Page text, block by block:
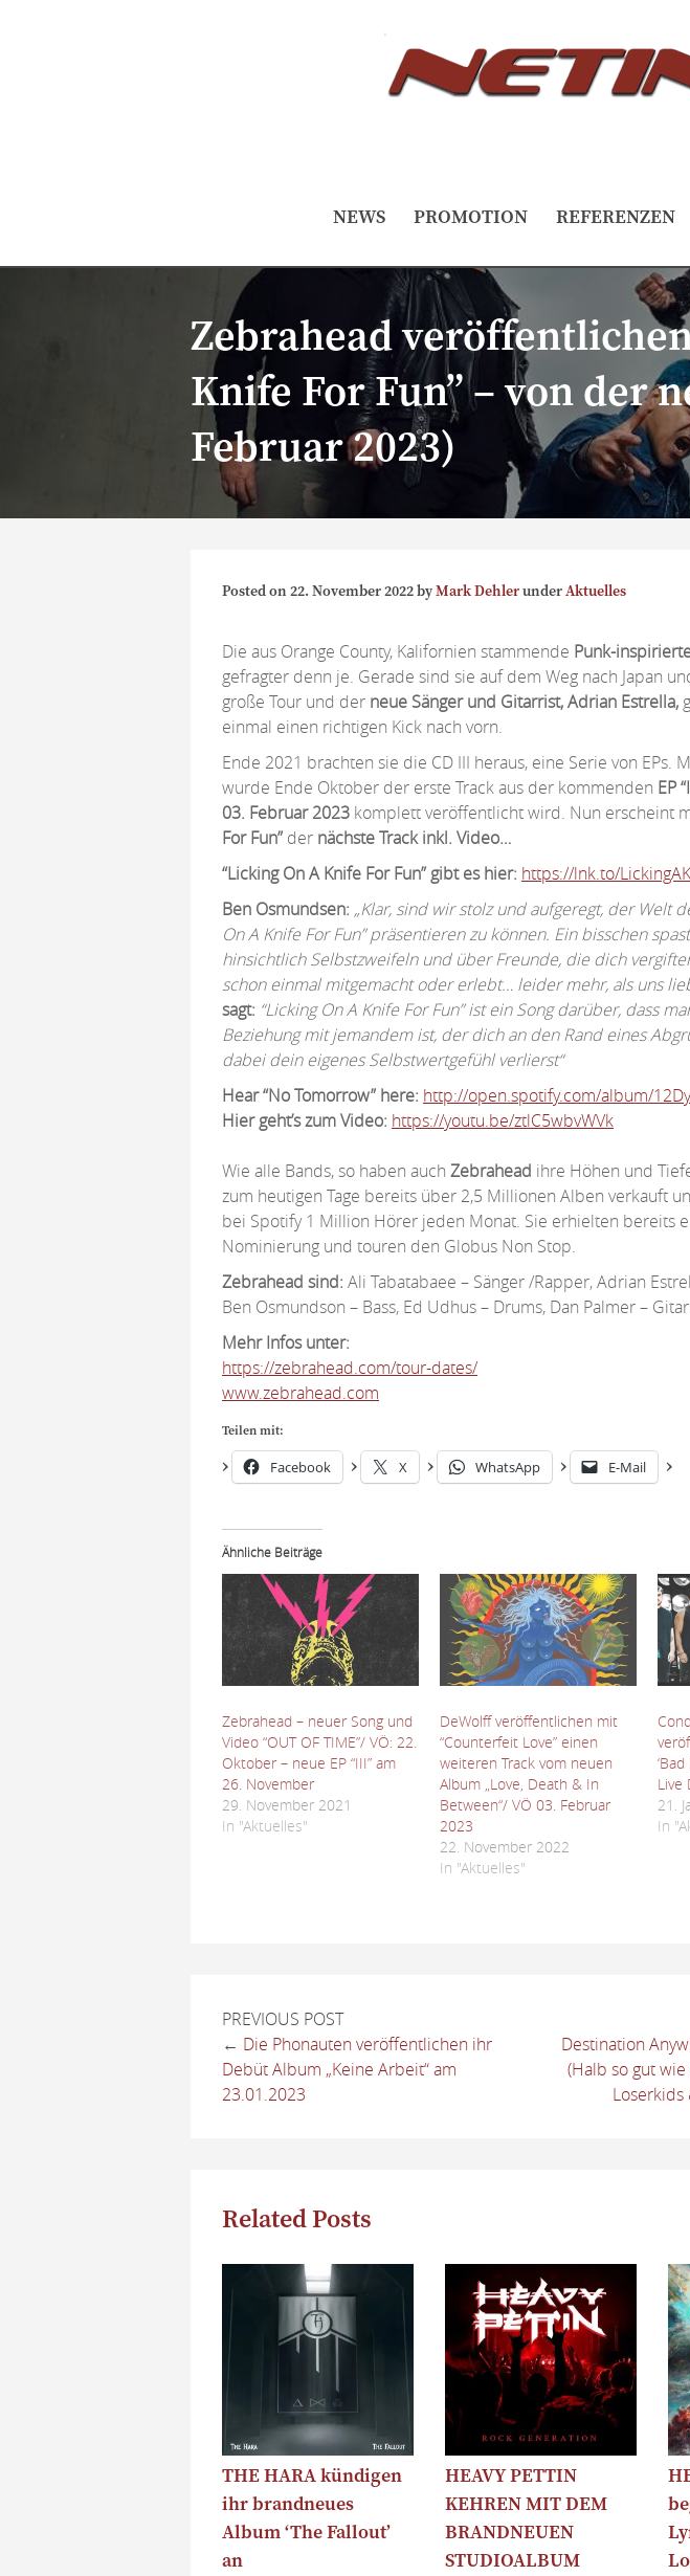
NEWS PROMOTION REFERENZEN
Zebrahead
Knife For Fun” – von der
Februar 2023)
Posted on 22. November 2022byMark DehlerunderAktuelles
Die aus Orange County, Kalifornien stammende Punk-
gefragter denn je. Gerade sind sie auf dem Weg nach Japan
große Tour und der neue Sänger und Gitarrist, Adrian Estrella,
einmal einen richtigen Kick nach vorn.
Ende 2021 brachten sie die CD III heraus, eine Serie von EPs.
wurde Ende Oktober der erste Track aus der kommenden EP
03. Februar 2023 komplett veröffentlicht wird. Nun erscheint
For Fun” der nächste Track inkl. Video…
“Licking On A Knife For Fun” gibt es hier: https://lnk.to/
Ben Osmundsen: „Klar, sind wir stolz und aufgeregt, der Welt
On A Knife For Fun” präsentieren zu können. Ein bisschen
hinsichtlich Selbstzweifeln und über Freunde, die dich
schon einmal mitgemacht oder erlebt… leider mehr, als uns
sagt: “Licking On A Knife For Fun” ist ein Song darüber, dass
Beziehung mit jemandem ist, der dich an den Rand eines
dabei dein eigenes Selbstwertgefühl verlierst“
Hear “No Tomorrow” here: http://open.spotify.com/album/
Hier geht’s zum Video: https://youtu.be/ztlC5wbvWVk
Wie alle Bands, so haben auch Zebrahead ihre Höhen und
zum heutigen Tage bereits über 2,5 Millionen Alben verkauft
bei Spotify 1 Million Hörer jeden Monat. Sie erhielten bereits
Nominierung und touren den Globus Non Stop.
Zebrahead sind: Ali Tabatabaee – Sänger /Rapper, Adrian
Ben Osmundson – Bass, Ed Udhus – Drums, Dan Palmer –
Mehr Infos unter:
https://zebrahead.com/tour-dates/
www.zebrahead.com
Teilen mit:
Facebook X WhatsApp E-Mail
Ähnliche Beiträge
Zebrahead – neuer Song und
Video “OUT OF TIME”/ VÖ: 22.
Oktober – neue EP “III” am
26. November
29. November 2021
In "Aktuelles"
DeWolff veröffentlichen mit
“Counterfeit Love” einen
weiteren Track vom neuen
Album „Love, Death & In
Between“/ VÖ 03. Februar
2023
22. November 2022
In "Aktuelles"
Live
21.
In
PREVIOUS POST
← Die Phonauten veröffentlichen ihr
Debüt Album „Keine Arbeit“ am
23.01.2023
Destination
(Halb so gut
Related Posts
THE HARA kündigen
ihr brandneues
Album ‘The Fallout’
an
HEAVY PETTIN
KEHREN MIT DEM
BRANDNEUEN
STUDIOALBUM